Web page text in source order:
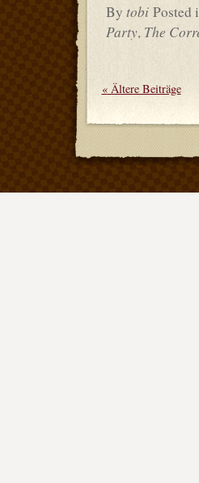
By tobi Posted
Party, The
«Ältere Beiträge